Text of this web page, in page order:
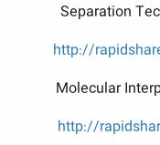
http://
http://